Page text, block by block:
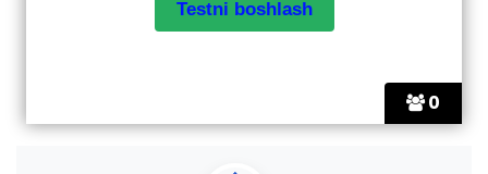
0